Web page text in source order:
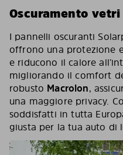
Oscuramento vetri
I pannelli oscuranti
offrono una protezione
e riducono il calore
migliorando il comfort
robusto Macrolon,
una maggiore privacy.
soddisfatti in tutta
giusta per la tua auto di